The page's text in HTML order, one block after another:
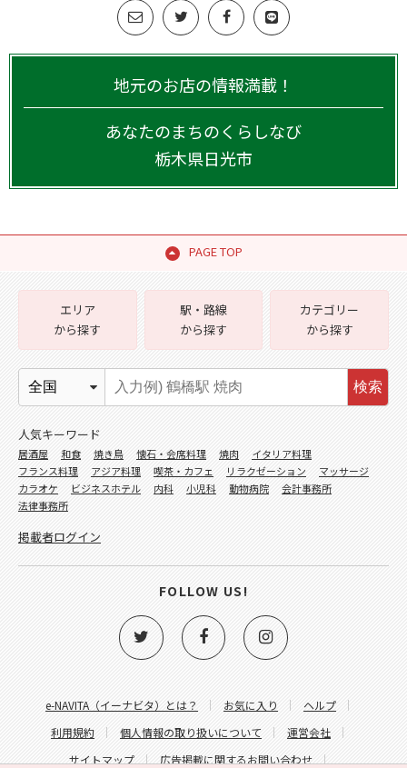
地元のお店の情報満載！
あなたのまちのくらしなび
栃木県日光市
PAGE TOP
e-NAVITA（イーナビタ）とは？ お気に入り
ヘルプ
利用規約
個人情報の取り扱いについて
運営会社
サイトマップ
広告掲載に関するお問い合わせ
エリア
から探す
駅・路線
から探す
カテゴリー
から探す
検索
人気キーワード
居酒屋 和食 焼き鳥 懐石・会席料理 焼肉
イタリア料理
フランス料理
アジア料理 喫茶・カフェ リラクゼーション
マッサージ
カラオケ
ビジネスホテル 内科 小児科 動物病院
会計事務所
法律事務所
掲載者ログイン
FOLLOW US!